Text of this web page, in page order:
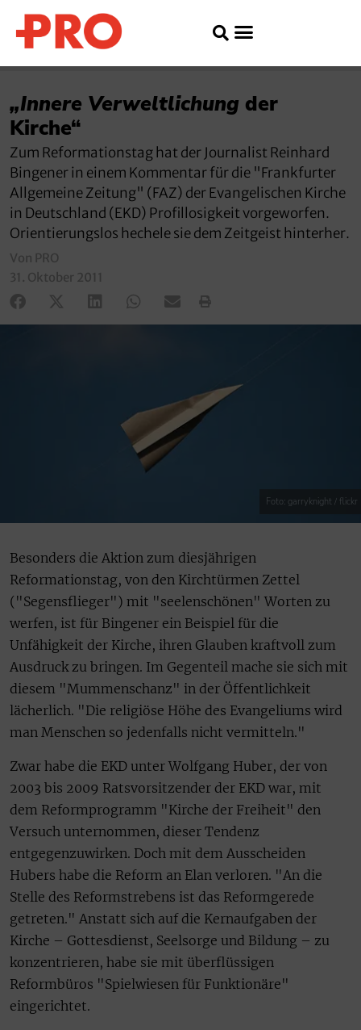
„Innere Verweltlichung der
Kirche“
Zum Reformationstag hat der Journalist Reinhard
Bingener in einem Kommentar für die "Frankfurter
Allgemeine Zeitung" (FAZ) der Evangelischen Kirche
in Deutschland (EKD) Profillosigkeit vorgeworfen.
Orientierungslos hechele sie dem Zeitgeist hinterher.
Von PRO
31. Oktober 2011
Foto: garryknight / flickr
Besonders die Aktion zum diesjährigen
Reformationstag, von den Kirchtürmen Zettel
("Segensflieger") mit "seelenschönen" Worten zu
werfen, ist für Bingener ein Beispiel für die
Unfähigkeit der Kirche, ihren Glauben kraftvoll zum
Ausdruck zu bringen. Im Gegenteil mache sie sich mit
diesem "Mummenschanz" in der Öffentlichkeit
lächerlich. "Die religiöse Höhe des Evangeliums wird
man Menschen so jedenfalls nicht vermitteln."
Zwar habe die EKD unter Wolfgang Huber, der von
2003 bis 2009 Ratsvorsitzender der EKD war, mit
dem Reformprogramm "Kirche der Freiheit" den
Versuch unternommen, dieser Tendenz
entgegenzuwirken. Doch mit dem Ausscheiden
Hubers habe die Reform an Elan verloren. "An die
Stelle des Reformstrebens ist das Reformgerede
getreten." Anstatt sich auf die Kernaufgaben der
Kirche – Gottesdienst, Seelsorge und Bildung – zu
konzentrieren, habe sie mit überflüssigen
Reformbüros "Spielwiesen für Funktionäre"
eingerichtet.